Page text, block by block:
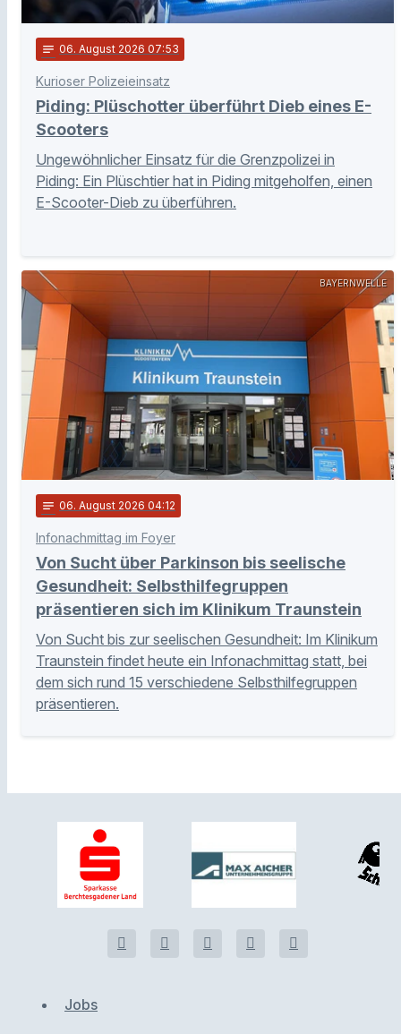
notes 06. August 2026 07:53
Kurioser Polizeieinsatz
Piding: Plüschotter überführt Dieb eines E-
Scooters
Ungewöhnlicher Einsatz für die Grenzpolizei in
Piding: Ein Plüschtier hat in Piding mitgeholfen, einen
E-Scooter-Dieb zu überführen.
BAYERNWELLE
notes 06. August 2026 04:12
Infonachmittag im Foyer
Von Sucht über Parkinson bis seelische
Gesundheit: Selbsthilfegruppen
präsentieren sich im Klinikum Traunstein
Von Sucht bis zur seelischen Gesundheit: Im Klinikum
Traunstein findet heute ein Infonachmittag statt, bei
dem sich rund 15 verschiedene Selbsthilfegruppen
präsentieren.
Jobs